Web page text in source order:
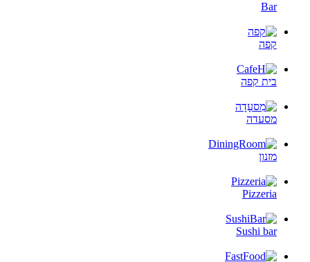
Bar
קפה
בית קפה
מסעדה
מזנון
Pizzeria
Sushi bar